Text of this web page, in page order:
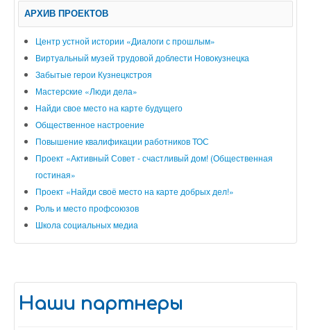
АРХИВ ПРОЕКТОВ
Центр устной истории «Диалоги с прошлым»
Виртуальный музей трудовой доблести Новокузнецка
Забытые герои Кузнецкстроя
Мастерские «Люди дела»
Найди свое место на карте будущего
Общественное настроение
Повышение квалификации работников ТОС
Проект «Активный Совет - счастливый дом! (Общественная
гостиная»
Проект «Найди своё место на карте добрых дел!»
Роль и место профсоюзов
Школа социальных медиа
Наши партнеры